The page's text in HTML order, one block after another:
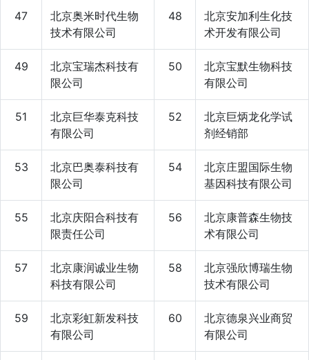
47
北京奥米时代生物
技术有限公司
48
北京安加利生化技
术开发有限公司
49
北京宝瑞杰科技有
限公司
50
北京宝默生物科技
有限公司
51
北京巨华泰克科技
有限公司
52
北京巨炳龙化学试
剂经销部
53
北京巴奥泰科技有
限公司
54
北京庄盟国际生物
基因科技有限公司
55
北京庆阳合科技有
限责任公司
56
北京康普森生物技
术有限公司
57
北京康润诚业生物
科技有限公司
58
北京强欣博瑞生物
技术有限公司
59
北京彩虹新发科技
有限公司
60
北京德泉兴业商贸
有限公司